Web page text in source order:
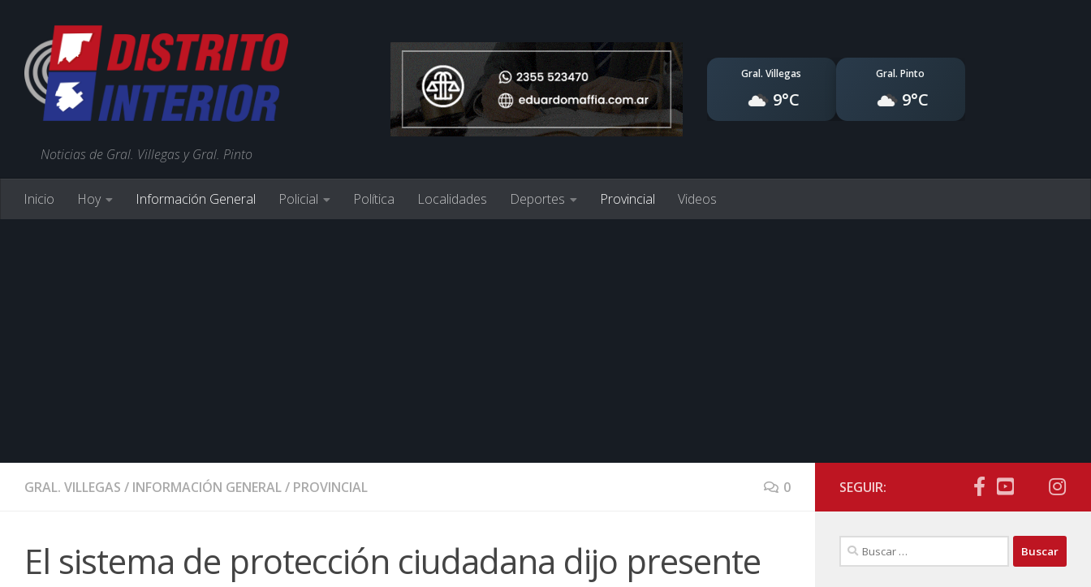
Noticias de Gral. Villegas y Gral. Pinto
Gral. Villegas
9°C
Gral. Pinto
9°C
Inicio Hoy Información General Policial Política Localidades Deportes Provincial Videos
GRAL. VILLEGAS / INFORMACIÓN GENERAL/ PROVINCIAL 0
El sistema de protección ciudadana dijo presente
SEGUIR:
Buscar: